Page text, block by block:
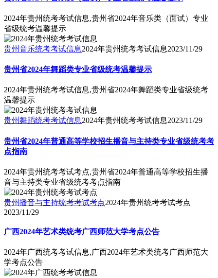
2024年贵州统考考试信息,贵州省2024年音乐类（面试）专业
省级统考温馨提示
贵州音乐统考考试信息2024年贵州统考考试信息2023/11/29
贵州省2024年舞蹈类专业省级统考温馨提示
2024年贵州统考考试信息,贵州省2024年舞蹈类专业省级统考
温馨提示
贵州舞蹈统考考试信息2024年贵州统考考试信息2023/11/29
贵州省2024年普通高等学校招生播音与主持类专业省级统考考
点指南
2024年贵州统考考试考点,贵州省2024年普通高等学校招生播
音与主持类专业省级统考考点指南
贵州播音与主持统考考试考点2024年贵州统考考试考点
2023/11/29
广西2024年艺术类统考广西师范大学考点公告
2024年广西统考考试信息,广西2024年艺术类统考广西师范大
学考点公告